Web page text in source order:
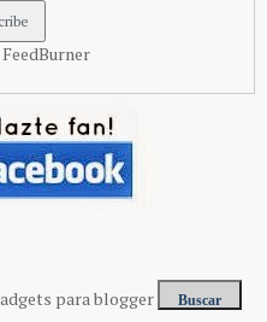
FeedBurner